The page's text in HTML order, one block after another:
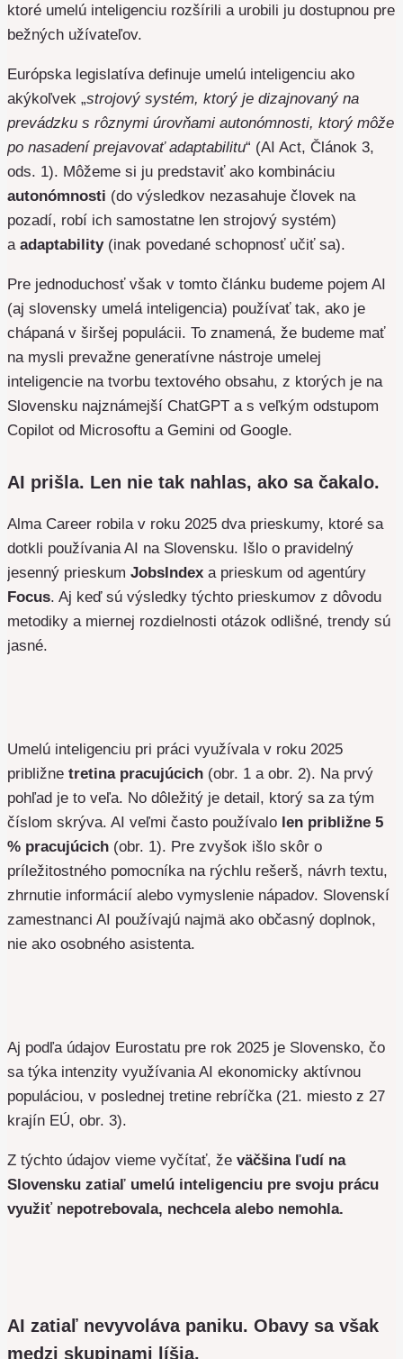
ktoré umelú inteligenciu rozšírili a urobili ju dostupnou pre
bežných užívateľov.
Európska legislatíva definuje umelú inteligenciu ako
akýkoľvek „strojový systém, ktorý je dizajnovaný na
prevádzku s rôznymi úrovňami autonómnosti, ktorý môže
po nasadení prejavovať adaptabilitu“ (AI Act, Článok 3,
ods. 1). Môžeme si ju predstaviť ako kombináciu
autonómnosti (do výsledkov nezasahuje človek na
pozadí, robí ich samostatne len strojový systém)
a adaptability(inak povedané schopnosť učiť sa).
Pre jednoduchosť však v tomto článku budeme pojem AI
(aj slovensky umelá inteligencia) používať tak, ako je
chápaná v širšej populácii. To znamená, že budeme mať
na mysli prevažne generatívne nástroje umelej
inteligencie na tvorbu textového obsahu, z ktorých je na
Slovensku najznámejší ChatGPT a s veľkým odstupom
Copilot od Microsoftu a Gemini od Google.
AI prišla. Len nie tak nahlas, ako sa čakalo.
Alma Career robila v roku 2025 dva prieskumy, ktoré sa
dotkli používania AI na Slovensku. Išlo o pravidelný
jesenný prieskum JobsIndex a prieskum od agentúry
Focus. Aj keď sú výsledky týchto prieskumov z dôvodu
metodiky a miernej rozdielnosti otázok odlišné, trendy sú
jasné.
Umelú inteligenciu pri práci využívala v roku 2025
približne tretina pracujúcich (obr. 1 a obr. 2). Na prvý
pohľad je to veľa. No dôležitý je detail, ktorý sa za tým
číslom skrýva. AI veľmi často používalo len približne 5
% pracujúcich (obr. 1). Pre zvyšok išlo skôr o
príležitostného pomocníka na rýchlu rešerš, návrh textu,
zhrnutie informácií alebo vymyslenie nápadov. Slovenskí
zamestnanci AI používajú najmä ako občasný doplnok,
nie ako osobného asistenta.
Aj podľa údajov Eurostatu pre rok 2025 je Slovensko, čo
sa týka intenzity využívania AI ekonomicky aktívnou
populáciou, v poslednej tretine rebríčka (21. miesto z 27
krajín EÚ, obr. 3).
Z týchto údajov vieme vyčítať, že väčšina ľudí na
Slovensku zatiaľ umelú inteligenciu pre svoju prácu
využiť nepotrebovala, nechcela alebo nemohla.
AI zatiaľ nevyvoláva paniku. Obavy sa však
medzi skupinami líšia.